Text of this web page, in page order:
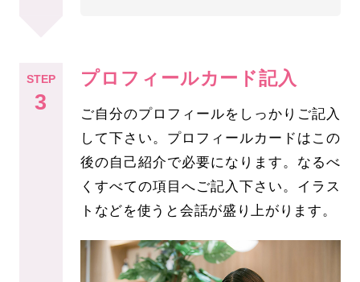
STEP
3
プロフィールカード記入
ご自分のプロフィールをしっかりご記入
して下さい。プロフィールカードはこの
後の自己紹介で必要になります。なるべ
くすべての項目へご記入下さい。イラス
トなどを使うと会話が盛り上がります。